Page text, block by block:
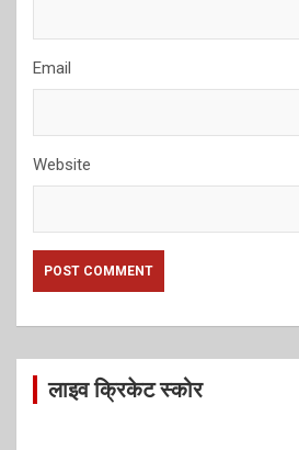
Email
Website
लाइव क्रिकेट स्कोर